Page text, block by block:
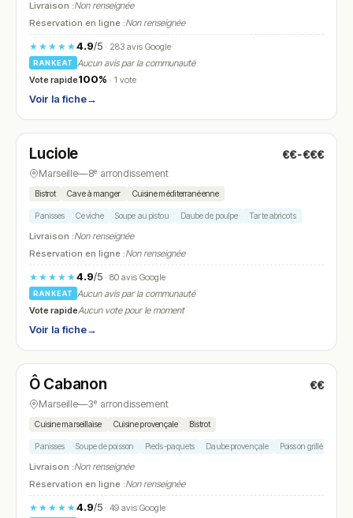
Livraison :Non renseignée
Réservation en ligne :Non renseignée
★★★★★4.9/5· 283 avis Google
RANKEAT
Aucun avis par la communauté
Vote rapide100% · 1 vote
Voir la fiche→
N° 5
Luciole €€-€€€
Marseille—8ᵉ arrondissement
Bistrot Cave à manger Cuisine méditerranéenne
Panisses Ceviche Soupe au pistou Daube de poulpe Tarte abricots
Livraison :Non renseignée
Réservation en ligne :Non renseignée
★★★★★4.9/5· 80 avis Google
RANKEAT
Aucun avis par la communauté
Vote rapideAucun vote pour le moment
Voir la fiche→
N° 6
Ô Cabanon €€
Marseille—3ᵉ arrondissement
Cuisine marseillaise Cuisine provençale Bistrot
Panisses Soupe de poisson Pieds-paquets Daube provençale Poisson grillé
Livraison :Non renseignée
Réservation en ligne :Non renseignée
★★★★★4.9/5· 49 avis Google